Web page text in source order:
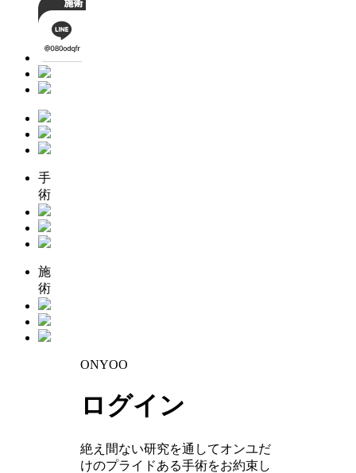
手
術
施
術
ONYOO
ログイン
絶え間ない研究を通してオンユだ
けのプライドある手術をお約束し